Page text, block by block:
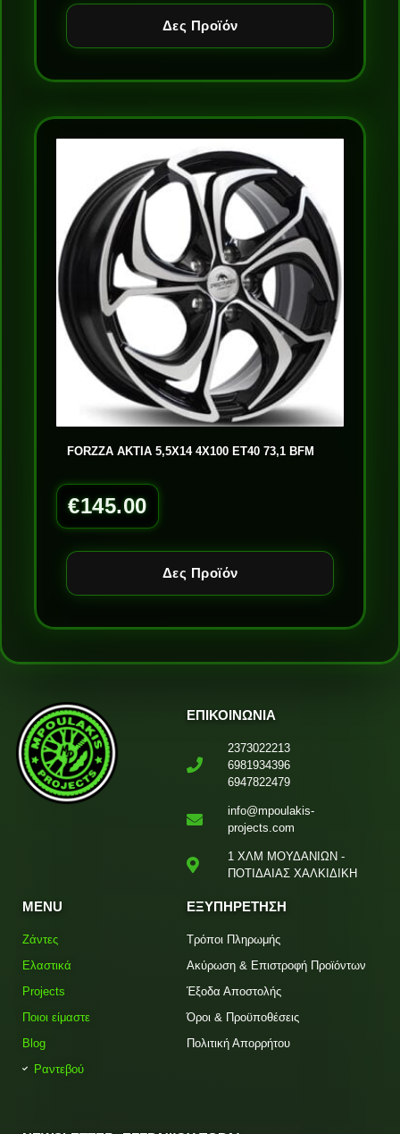
Δες Προϊόν
FORZZA AKTIA 5,5X14 4X100 ET40 73,1 BFM
€145.00
Δες Προϊόν
ΕΠΙΚΟΙΝΩΝΙΑ
2373022213
6981934396
6947822479
info@mpoulakis-
projects.com
1 ΧΛΜ ΜΟΥΔΑΝΙΩΝ -
ΠΟΤΙΔΑΙΑΣ ΧΑΛΚΙΔΙΚΗ
MENU
Ζάντες
Ελαστικά
Projects
Ποιοι είμαστε
Blog
Ραντεβού
ΕΞΥΠΗΡΕΤΗΣΗ
Τρόποι Πληρωμής
Ακύρωση & Επιστροφή Προϊόντων
Έξοδα Αποστολής
Όροι & Προϋποθέσεις
Πολιτική Απορρήτου